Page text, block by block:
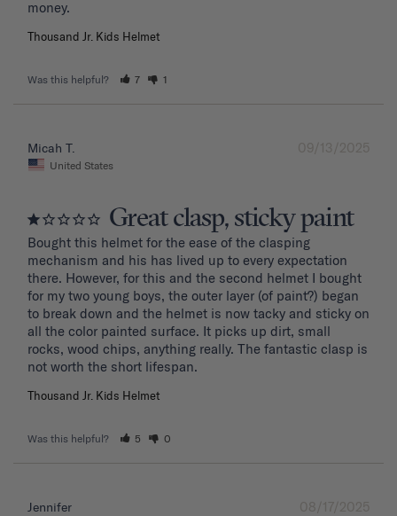
Thousand Jr. Kids Helmet
Was this helpful? 7 1
09/13/2025
Micah T.
United States
Great clasp, sticky paint
Bought this helmet for the ease of the clasping
mechanism and his has lived up to every expectation
there. However, for this and the second helmet I bought
for my two young boys, the outer layer (of paint?) began
to break down and the helmet is now tacky and sticky on
all the color painted surface. It picks up dirt, small
rocks, wood chips, anything really. The fantastic clasp is
Thousand Jr. Kids Helmet
Was this helpful? 5 0
08/17/2025
Jennifer